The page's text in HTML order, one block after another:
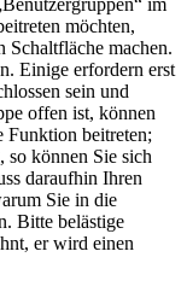
im
möchten,
Schaltfläche machen.
Einige erfordern erst
sein und
offen ist, können
Funktion beitreten;
so können Sie sich
daraufhin Ihren
Sie in die
Bitte belästige
er wird einen